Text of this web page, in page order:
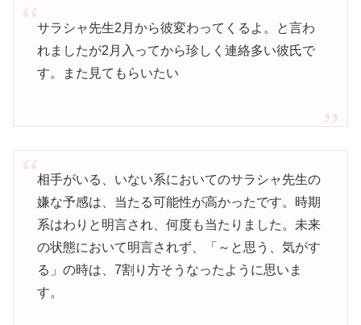
サラシャ先生2月から彼変わってくるよ。と言わ
れましたが2月入ってから珍しく連絡多い彼氏で
す。また見てもらいたい
相手がいる、いない系においてのサラシャ先生の
嫌な予感は、当たる可能性が高かったです。時期
系はわりと明言され、何度も当たりました。未来
の状態において明言されず、「～と思う、気がす
る」の時は、7割り方そうなったように思いま
す。